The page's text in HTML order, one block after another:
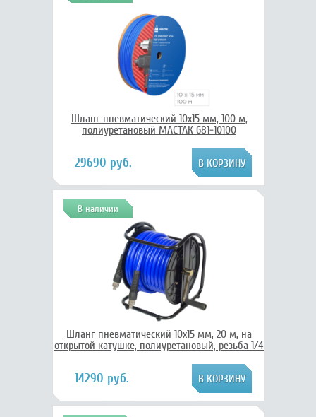
Шланг пневматический 10х15 мм, 100 м,
полиуретановый МАСТАК 681-10100
29690 руб.
В наличии
Шланг пневматический 10х15 мм, 20 м, на
открытой катушке, полиуретановый, резьба 1/4
14290 руб.